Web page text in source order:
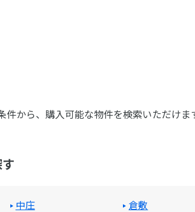
から、購入可能な物件を検索いただけま
中庄 倉敷